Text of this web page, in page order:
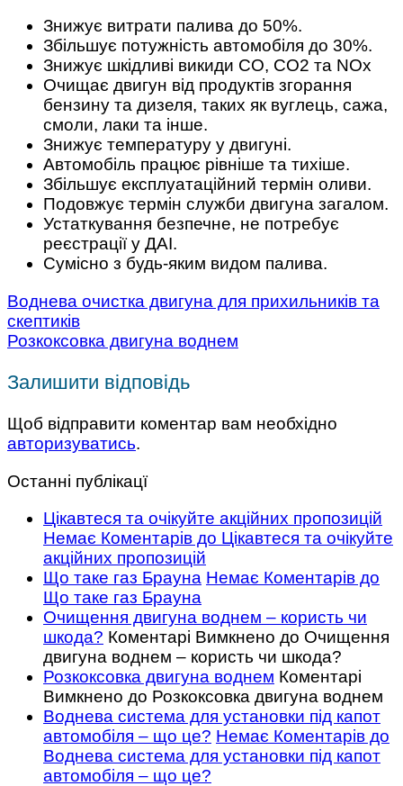
Знижує витрати палива до 50%.
Збільшує потужність автомобіля до 30%.
Знижує шкідливі викиди СО, CO2 та NOx
Очищає двигун від продуктів згорання
бензину та дизеля, таких як вуглець, сажа,
смоли, лаки та інше.
Знижує температуру у двигуні.
Автомобіль працює рівніше та тихіше.
Збільшує експлуатаційний термін оливи.
Подовжує термін служби двигуна загалом.
Устаткування безпечне, не потребує
реєстрації у ДАІ.
Сумісно з будь-яким видом палива.
Воднева очистка двигуна для прихильників та
скептиків
Розкоксовка двигуна воднем
Залишити відповідь
Щоб відправити коментар вам необхідно
авторизуватись.
Останні публікацї
Цікавтеся та очікуйте акційних пропозицій
Немає Коментарів до Цікавтеся та очікуйте
акційних пропозицій
Що таке газ Брауна Немає Коментарів до
Що таке газ Брауна
Очищення двигуна воднем – користь чи
шкода? Коментарі Вимкнено до Очищення
двигуна воднем – користь чи шкода?
Розкоксовка двигуна воднем Коментарі
Вимкнено до Розкоксовка двигуна воднем
Воднева система для установки під капот
автомобіля – що це? Немає Коментарів до
Воднева система для установки під капот
автомобіля – що це?